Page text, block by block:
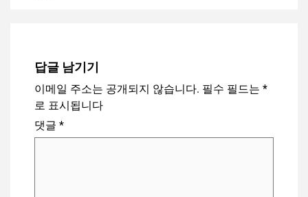
답글 남기기
이메일 주소는 공개되지 않습니다. 필수 필드는 *
로 표시됩니다
댓글 *